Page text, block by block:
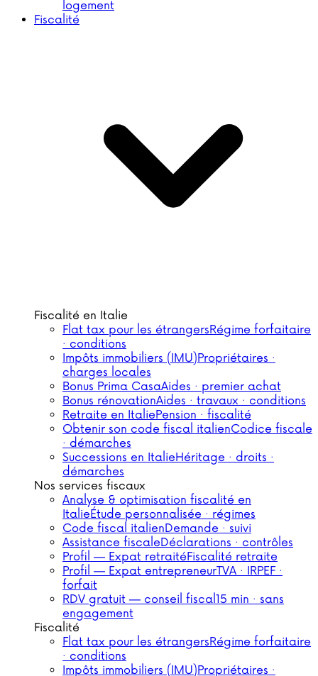
logement
Fiscalité
Fiscalité en Italie
Flat tax pour les étrangersRégime forfaitaire
· conditions
Impôts immobiliers (IMU)Propriétaires ·
charges locales
Bonus Prima CasaAides · premier achat
Bonus rénovationAides · travaux · conditions
Retraite en ItaliePension · fiscalité
Obtenir son code fiscal italienCodice fiscale
· démarches
Successions en ItalieHéritage · droits ·
démarches
Nos services fiscaux
Analyse & optimisation fiscalité en
ItalieÉtude personnalisée · régimes
Code fiscal italienDemande · suivi
Assistance fiscaleDéclarations · contrôles
Profil — Expat retraitéFiscalité retraite
Profil — Expat entrepreneurTVA · IRPEF ·
forfait
RDV gratuit — conseil fiscal15 min · sans
engagement
Fiscalité
Flat tax pour les étrangersRégime forfaitaire
· conditions
Impôts immobiliers (IMU)Propriétaires ·